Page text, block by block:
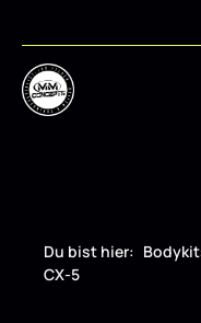
Du bist hier:
CX-5